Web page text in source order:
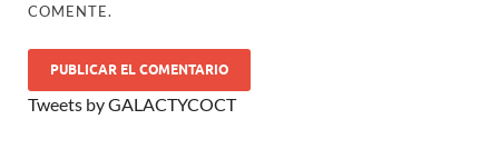
COMENTE.
Tweets by GALACTYCOCT